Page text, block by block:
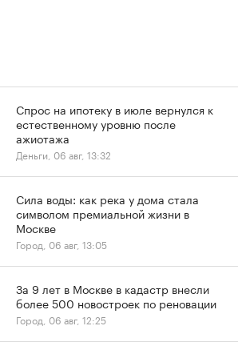
Спрос на ипотеку в июле вернулся к
естественному уровню после
ажиотажа
Деньги, 06 авг, 13:32
Сила воды: как река у дома стала
символом премиальной жизни в
Москве
Город, 06 авг, 13:05
За 9 лет в Москве в кадастр внесли
более 500 новостроек по реновации
Город, 06 авг, 12:25